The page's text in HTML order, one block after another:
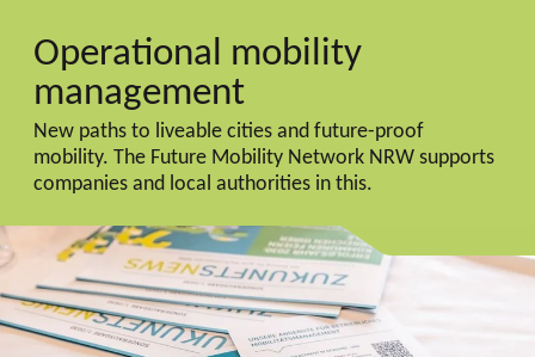
Operational mobility
management
New paths to liveable cities and future-proof
mobility. The Future Mobility Network NRW supports
companies and local authorities in this.